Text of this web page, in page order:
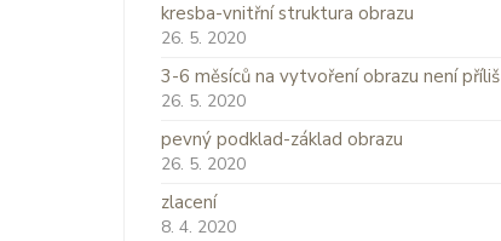
kresba-vnitřní struktura obrazu
26. 5. 2020
3-6 měsíců na vytvoření obrazu není příliš
26. 5. 2020
pevný podklad-základ obrazu
26. 5. 2020
zlacení
8. 4. 2020